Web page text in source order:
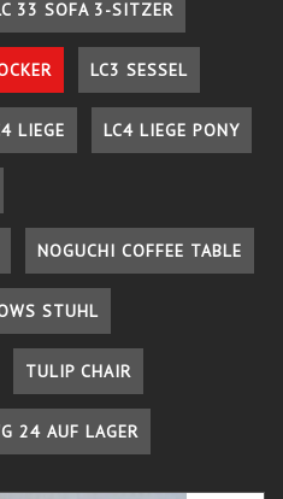
33 SOFA 3-SITZER
LC3 SESSEL
LIEGE LC4 LIEGE PONY
NOGUCHI COFFEE TABLE
STUHL
TULIP CHAIR
24 AUF LAGER